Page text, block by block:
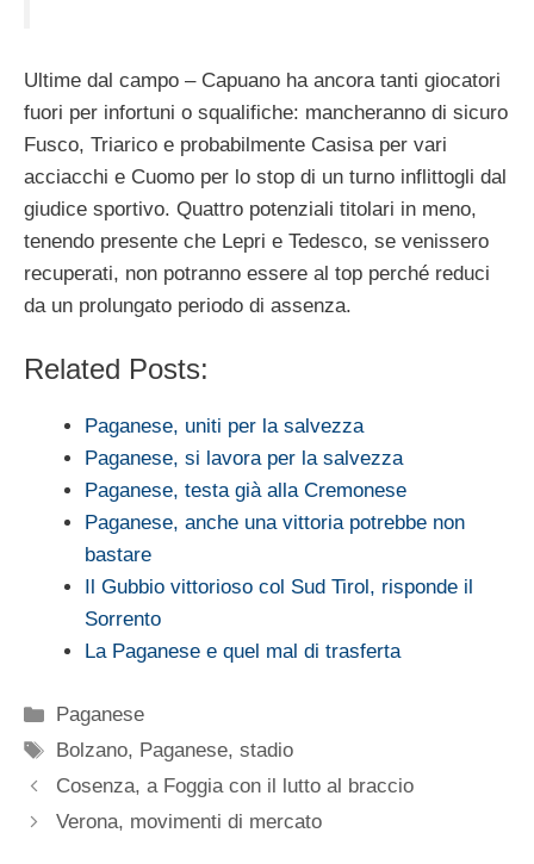
Ultime dal campo – Capuano ha ancora tanti giocatori
fuori per infortuni o squalifiche: mancheranno di sicuro
Fusco, Triarico e probabilmente Casisa per vari
acciacchi e Cuomo per lo stop di un turno inflittogli dal
giudice sportivo. Quattro potenziali titolari in meno,
tenendo presente che Lepri e Tedesco, se venissero
recuperati, non potranno essere al top perché reduci
da un prolungato periodo di assenza.
Related Posts:
Paganese, uniti per la salvezza
Paganese, si lavora per la salvezza
Paganese, testa già alla Cremonese
Paganese, anche una vittoria potrebbe non
bastare
Il Gubbio vittorioso col Sud Tirol, risponde il
Sorrento
La Paganese e quel mal di trasferta
Categorie
Paganese
Tag
Bolzano, Paganese,stadio
Cosenza, a Foggia con il lutto al braccio
Verona, movimenti di mercato